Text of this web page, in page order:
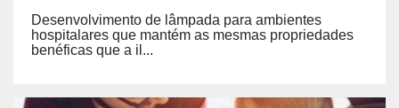
Desenvolvimento de lâmpada para ambientes
hospitalares que mantém as mesmas propriedades
benéficas que a il...